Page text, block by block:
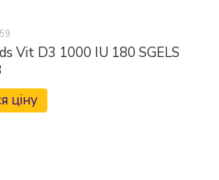
Vit D3 1000 IU 180 SGELS
ціну